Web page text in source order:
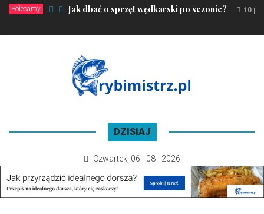
Polecamy Jak dbać o sprzęt wędkarski po sezonie? 10
DZISIAJ
Czwartek 06 - 08 - 2026